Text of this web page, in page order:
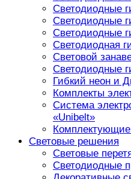
Светодиодные
Светодиодные
Светодиодные
Светодиодная
Световой
Светодиодные
Гибкий неон и
Комплекты
Система
«Unibelt»
Комплектующие
Световые решения
Световые
Светодиодные